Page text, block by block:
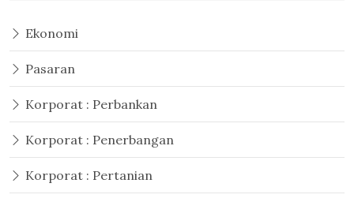
Ekonomi
Pasaran
Korporat : Perbankan
Korporat : Penerbangan
Korporat : Pertanian